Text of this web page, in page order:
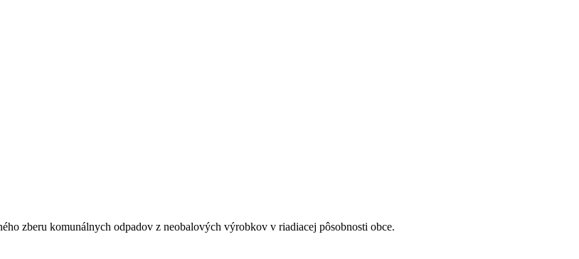
zberu komunálnych odpadov z neobalových výrobkov v riadiacej pôsobnosti obce.